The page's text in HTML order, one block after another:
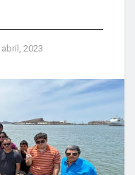
abril, 2023